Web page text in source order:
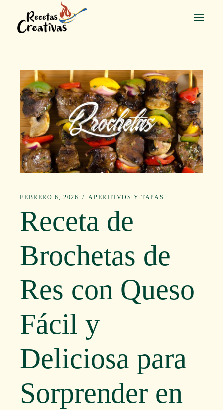
contenido
FEBRERO 6, 2026 APERITIVOS Y TAPAS
Receta de
Brochetas de
Res con Queso
Fácil y
Deliciosa para
Sorprender en